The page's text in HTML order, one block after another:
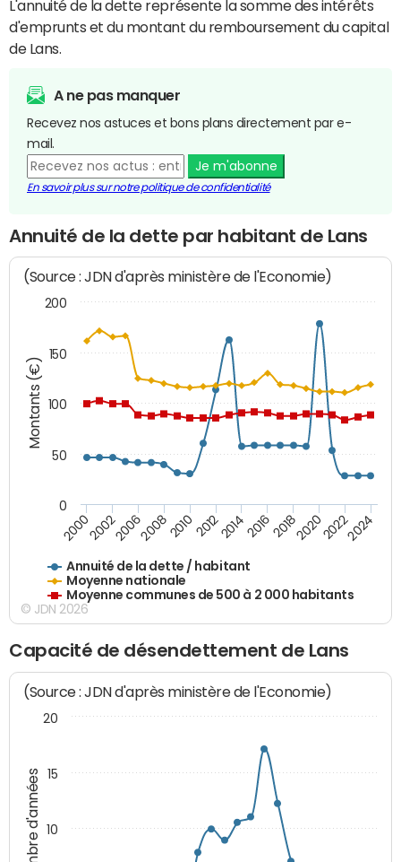
L'annuité de la dette représente la somme des intérêts
d'emprunts et du montant du remboursement du capital
de Lans.
A ne pas manquer
Recevez nos astuces et bons plans directement par e-
mail.
Je m'abonne
En savoir plus sur notre politique de confidentialité
Annuité de la dette par habitant de Lans
Montants (€)
(Source : JDN d'après ministère de l'Economie)
Annuité de la dette / habitant
Moyenne nationale
Moyenne communes de 500 à 2 000 habitants
200020022006200820102012201420162018202020222024
0
50
100
150
200
© JDN 2026
Capacité de désendettement de Lans
Nombre d'années
(Source : JDN d'après ministère de l'Economie)
10
15
20